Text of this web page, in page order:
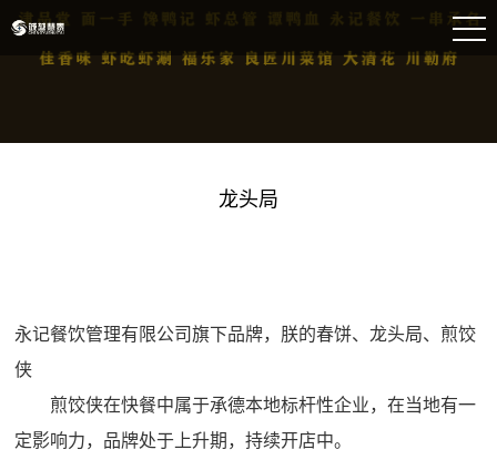
龙头局
永记餐饮管理有限公司旗下品牌，朕的春饼、龙头局、煎饺
侠
煎饺侠在快餐中属于承德本地标杆性企业，在当地有一
定影响力，品牌处于上升期，持续开店中。